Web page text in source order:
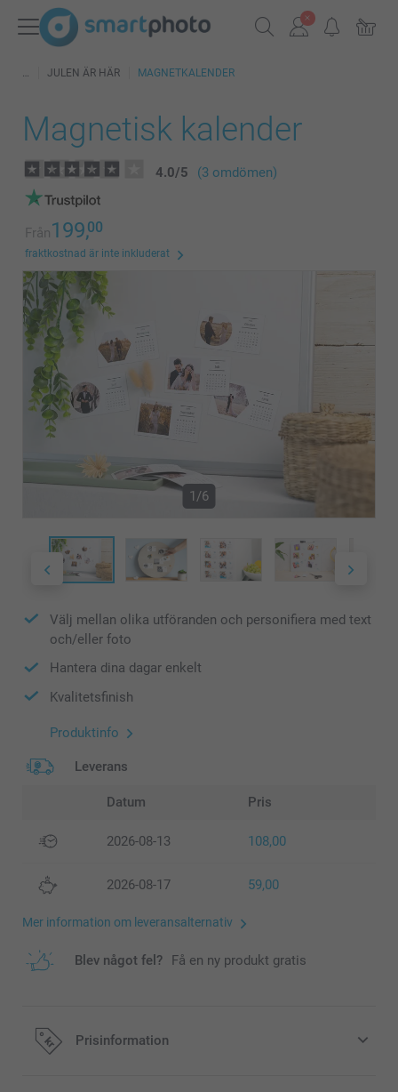
JULEN ÄR HÄR MAGNETKALENDER
Magnetisk kalender
4.0/5 (3 omdömen)
Från199,00
fraktkostnad är inte inkluderat
1/6
Välj mellan olika utföranden och personifiera med text
och/eller foto
Hantera dina dagar enkelt
Kvalitetsfinish
Produktinfo
Leverans
Datum Pris
2026-08-13 108,00
2026-08-17 59,00
Mer information om leveransalternativ
Blev något fel? Få en ny produkt gratis
Prisinformation